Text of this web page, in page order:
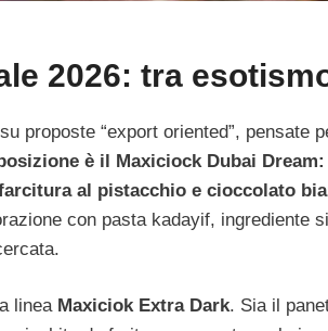
2026: tra
proposte “export oriented”, pensate
è il Maxiciock Dubai
al pistacchio e cioccolato
con pasta kadayif, ingrediente
linea Maxiciok Extra Dark. Sia il